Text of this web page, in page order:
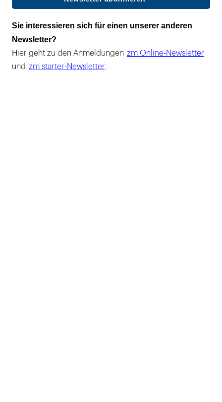
Sie interessieren sich für einen unserer anderen
Newsletter?
Hier geht zu den Anmeldungen zm Online-Newsletter
und zm starter-Newsletter .